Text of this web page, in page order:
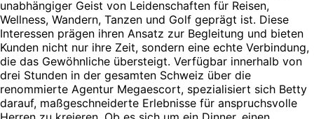
unabhängiger Geist von Leidenschaften für Reisen,
Wellness, Wandern, Tanzen und Golf geprägt ist. Diese
Interessen prägen ihren Ansatz zur Begleitung und bieten
Kunden nicht nur ihre Zeit, sondern eine echte Verbindung,
die das Gewöhnliche übersteigt. Verfügbar innerhalb von
drei Stunden in der gesamten Schweiz über die
renommierte Agentur Megaescort, spezialisiert sich Betty
darauf, maßgeschneiderte Erlebnisse für anspruchsvolle